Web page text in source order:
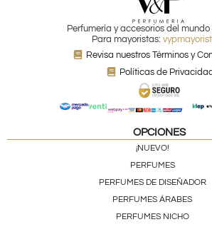
Perfumería y accesorios del
Para mayoristas:
Revisa nuestros Términos y
Políticas de Privacidad
OPCIONES
¡NUEVO!
PERFUMES
PERFUMES DE DISEÑADOR
PERFUMES ÁRABES
PERFUMES NICHO